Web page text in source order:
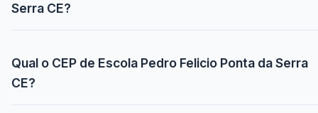
Serra CE?
Qual o CEP de Escola Pedro Felicio Ponta da Serra
CE?